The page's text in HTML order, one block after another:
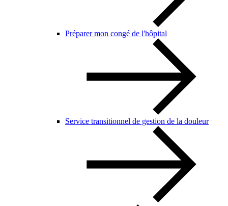
Préparer mon congé de l'hôpital
Service transitionnel de gestion de la douleur